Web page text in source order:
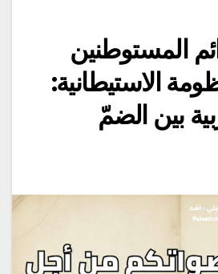
المستوطنين
الاستيطانية:
بين الضمّ